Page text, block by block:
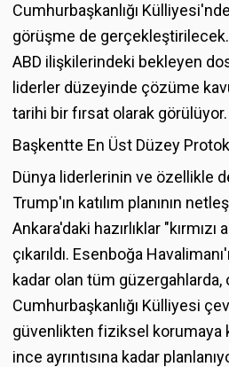
Cumhurbaşkanlığı
görüşme de
ABD ilişkilerindeki bekleyen
liderler düzeyinde çözüme
tarihi bir fırsat olarak görülüyor.
Başkentte En Üst Düzey
Dünya liderlerinin ve özellikle
Trump'ın katılım planının
Ankara'daki hazırlıklar
çıkarıldı. Esenboğa
kadar olan tüm
Cumhurbaşkanlığı Külliyesi
güvenlikten fiziksel korumaya
ince ayrıntısına kadar